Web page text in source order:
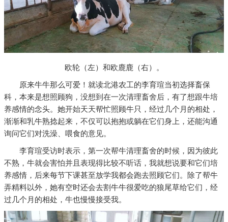
欧轮（左）和欧鹿鹿（右）。
原来牛牛那么可爱！就读北港农工的李育瑄当初选择畜保
科，本来是想照顾狗，没想到在一次清理畜舍后，有了想跟牛培
养感情的念头。她开始天天帮忙照顾牛只，经过几个月的相处，
渐渐和乳牛熟捻起来，不仅可以抱抱或躺在它们身上，还能沟通
询问它们对洗澡、喂食的意见。
李育瑄受访时表示，第一次帮牛清理畜舍的时候，因为彼此
不熟，牛就会害怕并且表现得比较不听话，我就想说要和它们培
养感情，后来每节下课甚至放学我都会跑去照顾它们。除了帮牛
弄精料以外，她有空时还会去割牛牛很爱吃的狼尾草给它们，经
过几个月的相处，牛也慢慢接受我。